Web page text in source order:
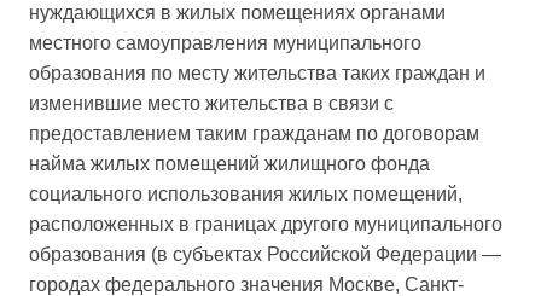
нуждающихся в жилых помещениях органами
местного самоуправления муниципального
образования по месту жительства таких граждан и
изменившие место жительства в связи с
предоставлением таким гражданам по договорам
найма жилых помещений жилищного фонда
социального использования жилых помещений,
расположенных в границах другого муниципального
образования (в субъектах Российской Федерации —
городах федерального значения Москве, Санкт-